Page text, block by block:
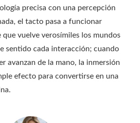
precisa con una percepción
el tacto pasa a funcionar
que vuelve verosímiles los mundos
sentido cada interacción; cuando
avanzan de la mano, la inmersión
efecto para convertirse en una